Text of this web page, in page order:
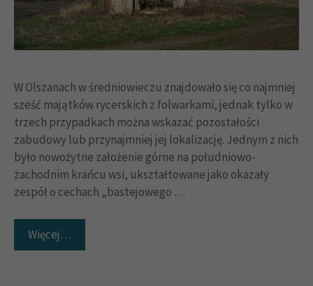
W Olszanach w średniowieczu znajdowało się co najmniej
sześć majątków rycerskich z folwarkami, jednak tylko w
trzech przypadkach można wskazać pozostałości
zabudowy lub przynajmniej jej lokalizację. Jednym z nich
było nowożytne założenie górne na południowo-
zachodnim krańcu wsi, ukształtowane jako okazały
zespół o cechach „bastejowego …
Więcej…